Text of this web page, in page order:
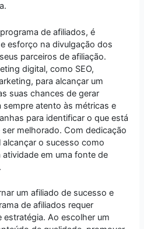
de afiliados, é
esforço na divulgação dos
parceiros de afiliação.
digital, como SEO,
para alcançar um
suas chances de gerar
atento às métricas e
para identificar o que está
melhorado. Com dedicação
o sucesso como
em uma fonte de
um afiliado de sucesso e
de afiliados requer
Ao escolher um